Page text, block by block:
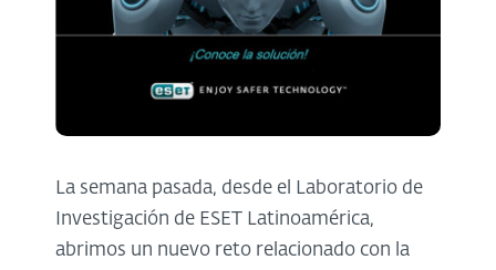
La semana pasada, desde el Laboratorio de
Investigación de ESET Latinoamérica,
abrimos un nuevo reto relacionado con la